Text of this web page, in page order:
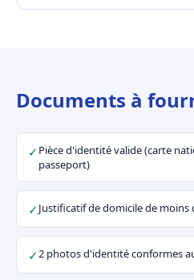
Documents à
✓ Pièce d'identité valide (carte
passeport)
✓Justificatif de domicile de moins
✓2 photos d'identité conformes